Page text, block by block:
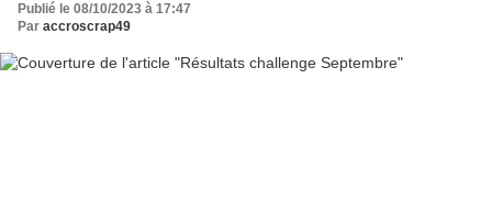
Publié le 08/10/2023 à 17:47
Par accroscrap49